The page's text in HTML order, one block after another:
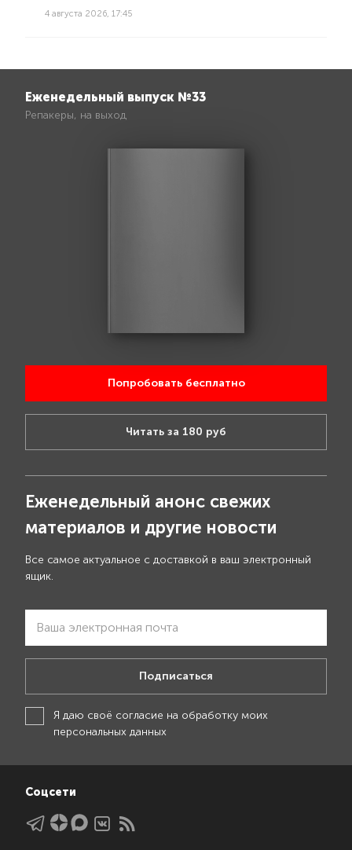
4 августа 2026, 17:45
Еженедельный выпуск №33
Репакеры, на выход
Попробовать бесплатно
Читать за 180 руб
Еженедельный анонс свежих
материалов и другие новости
Все самое актуальное с доставкой в ваш электронный
ящик.
Подписаться
Я даю своё согласие на обработку моих
персональных данных
Соцсети